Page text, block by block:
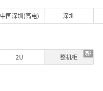
中国深圳(高电)
深圳
2U 整机柜